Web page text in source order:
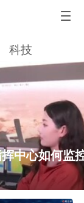
科技
时尚
公益
旅游
智库
社会
文化
科技
如何监控